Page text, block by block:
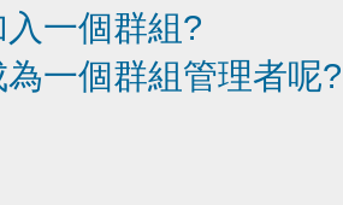
一個群組?
一個群組管理者呢?